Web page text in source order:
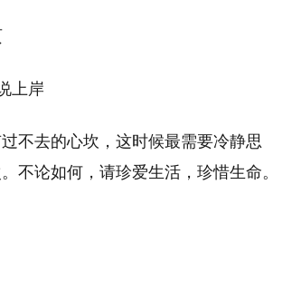
上岸
不去的心坎，这时候最需要冷静思
不论如何，请珍爱生活，珍惜生命。